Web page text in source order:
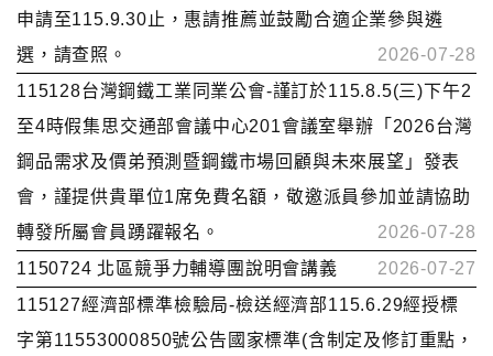
申請至115.9.30止，惠請推薦並鼓勵合適企業參與遴
選，請查照。
2026-07-28
115128台灣鋼鐵工業同業公會-謹訂於115.8.5(三)下午2
至4時假集思交通部會議中心201會議室舉辦「2026台灣
鋼品需求及價弟預測暨鋼鐵市場回顧與未來展望」發表
會，謹提供貴單位1席免費名額，敬邀派員參加並請協助
轉發所屬會員踴躍報名。
2026-07-28
1150724 北區競爭力輔導團說明會講義
2026-07-27
115127經濟部標準檢驗局-檢送經濟部115.6.29經授標
字第11553000850號公告國家標準(含制定及修訂重點，